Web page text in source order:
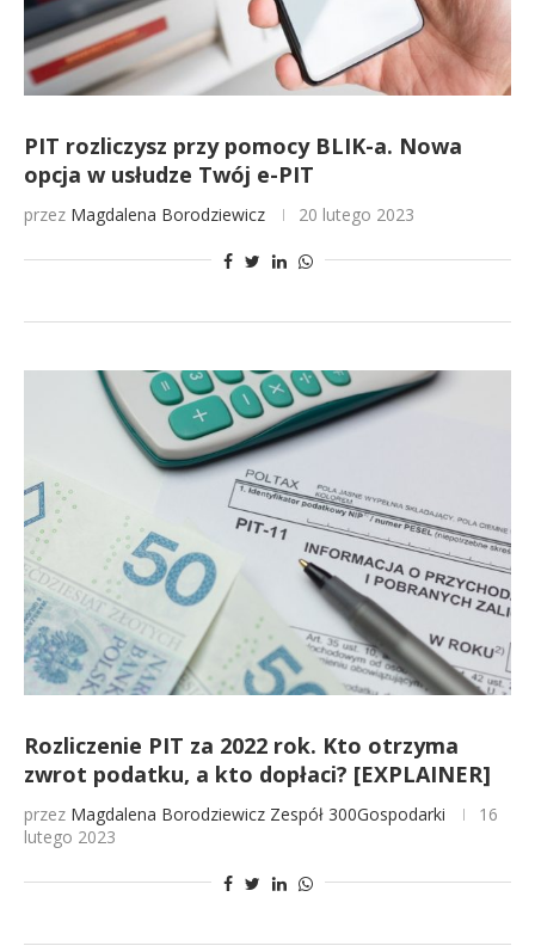
PIT rozliczysz przy pomocy BLIK-a. Nowa
opcja w usłudze Twój e-PIT
przez Magdalena Borodziewicz 20 lutego 2023
Rozliczenie PIT za 2022 rok. Kto otrzyma
zwrot podatku, a kto dopłaci? [EXPLAINER]
przez Magdalena Borodziewicz Zespół 300Gospodarki
16
lutego 2023